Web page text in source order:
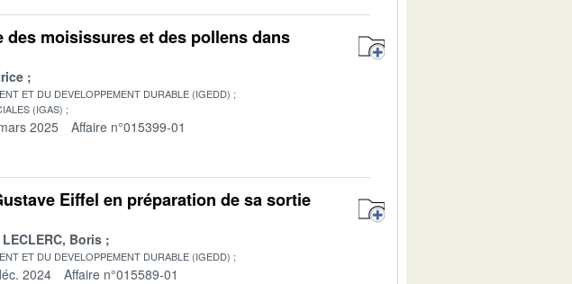
moisissures et des pollens dans
ET DU DEVELOPPEMENT DURABLE (IGEDD)
(IGAS)
2025 Affaire n°015399-01
Eiffel en préparation de sa sortie
LECLERC, Boris
ET DU DEVELOPPEMENT DURABLE (IGEDD)
2024 Affaire n°015589-01